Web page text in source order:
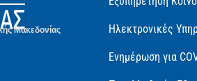
Μακεδονίας Ηλεκτρονικές
Ενημέρωση για